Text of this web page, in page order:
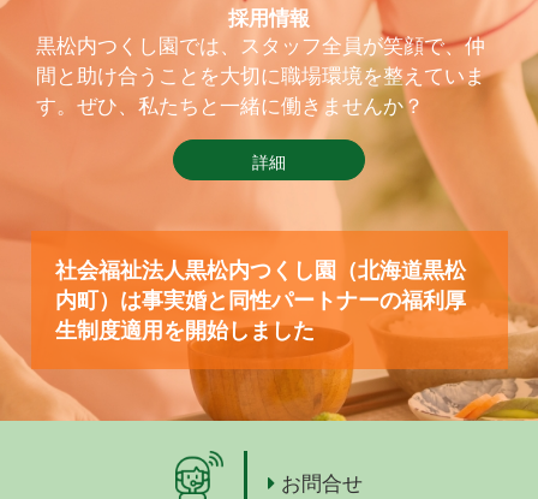
採用情報
黒松内つくし園では、スタッフ全員が笑顔で、仲
間と助け合うことを大切に職場環境を整えていま
す。ぜひ、私たちと一緒に働きませんか？
詳細
社会福祉法人黒松内つくし園（北海道黒松
内町）は事実婚と同性パートナーの福利厚
生制度適用を開始しました
お問合せ